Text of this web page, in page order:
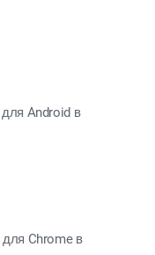
Android в
Chrome в